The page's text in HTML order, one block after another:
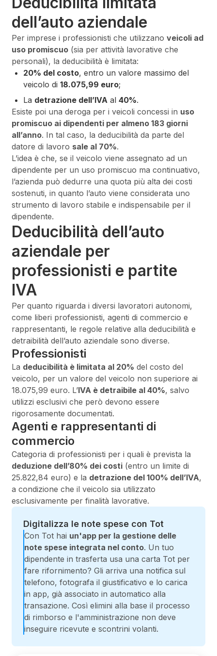
dell’auto aziendale
Per imprese i professionisti che utilizzano veicoli ad
uso promiscuo (sia per attività lavorative che
personali), la deducibilità è limitata:
20% del costo, entro un valore massimo del
veicolo di 18.075,99 euro;
La detrazione dell’IVA al 40%.
Esiste poi una deroga per i veicoli concessi in uso
promiscuo ai dipendenti per almeno 183 giorni
all’anno. In tal caso, la deducibilità da parte del
datore di lavoro sale al 70%.
L’idea è che, se il veicolo viene assegnato ad un
dipendente per un uso promiscuo ma continuativo,
l’azienda può dedurre una quota più alta dei costi
sostenuti, in quanto l’auto viene considerata uno
strumento di lavoro stabile e indispensabile per il
dipendente.
Deducibilità dell’auto
aziendale per
professionisti e partite
IVA
Per quanto riguarda i diversi lavoratori autonomi,
come liberi professionisti, agenti di commercio e
rappresentanti, le regole relative alla deducibilità e
detraibilità dell’auto aziendale sono diverse.
Professionisti
La deducibilità è limitata al 20% del costo del
veicolo, per un valore del veicolo non superiore ai
18.075,99 euro. L’IVA è detraibile al 40%, salvo
utilizzi esclusivi che però devono essere
rigorosamente documentati.
Agenti e rappresentanti di
commercio
Categoria di professionisti per i quali è prevista la
deduzione dell’80% dei costi (entro un limite di
25.822,84 euro) e la detrazione del 100% dell’IVA,
a condizione che il veicolo sia utilizzato
esclusivamente per finalità lavorative.
Digitalizza le note spese con Tot
Con Tot hai un'app per la gestione delle
note spese integrata nel conto. Un tuo
dipendente in trasferta usa una carta Tot per
fare rifornimento? Gli arriva una notifica sul
telefono, fotografa il giustificativo e lo carica
in app, già associato in automatico alla
transazione. Così elimini alla base il processo
di rimborso e l'amministrazione non deve
inseguire ricevute e scontrini volanti.